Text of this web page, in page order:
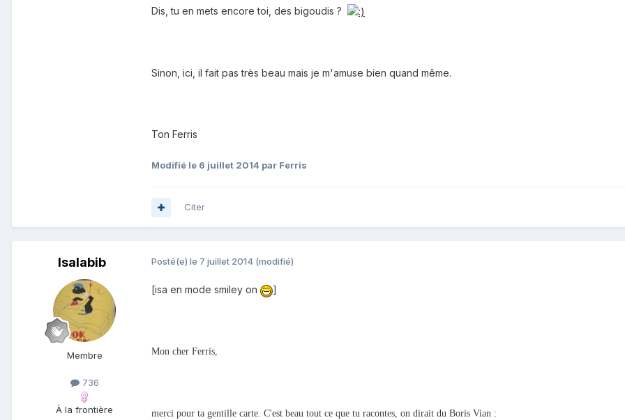
Dis, tu en mets encore toi, des bigoudis ?
Sinon, ici, il fait pas très beau mais je m'amuse bien quand même.
Ton Ferris
Modifié le 6 juillet 2014 par Ferris
Citer
Isalabib
Membre
736
À la frontière
Posté(e) le 7 juillet 2014 (modifié)
[isa en mode smiley on ]
Mon cher Ferris,
merci pour ta gentille carte. C'est beau tout ce que tu racontes, on dirait du Boris Vian :